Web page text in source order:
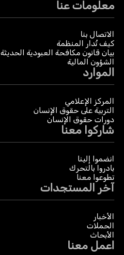
معلومات عنا
الاتصال بنا
كيف تُدار المنظمة
بيان قانون مكافحة العبودية الحديثة
الشؤون المالية
الموارد
المركز الإعلامي
التربية على حقوق الإنسان
دورات حقوق الإنسان
شاركوا معنا
انضموا إلينا
بادروا بالتحرك
تطوعوا معنا
آخر المستجدات
الأخبار
الحملات
الأبحاث
اعمل معنا